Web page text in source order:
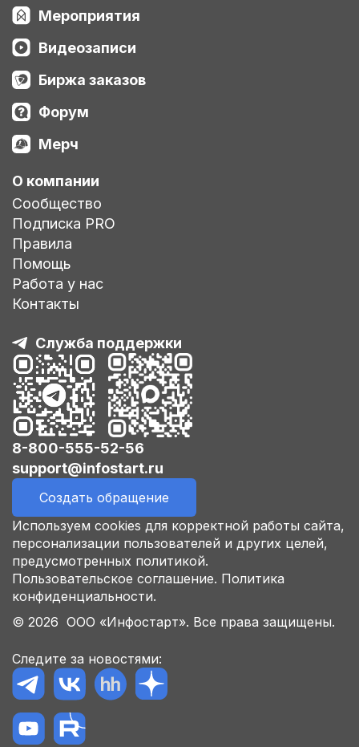
Мероприятия
Видеозаписи
Биржа заказов
Форум
Мерч
О компании
Сообщество
Подписка PRO
Правила
Помощь
Работа у нас
Контакты
Служба поддержки
8-800-555-52-56
support@infostart.ru
Создать обращение
Используем cookies для корректной работы сайта,
персонализации пользователей и других целей,
предусмотренных политикой.
Пользовательское соглашение. Политика
конфиденциальности.
© 2026 ООО «Инфостарт». Все права защищены.
Следите за новостями: